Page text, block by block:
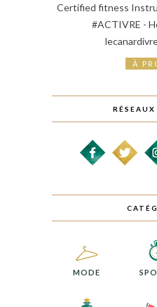
Certified fitness
#ACTIVRE -
À
MODE